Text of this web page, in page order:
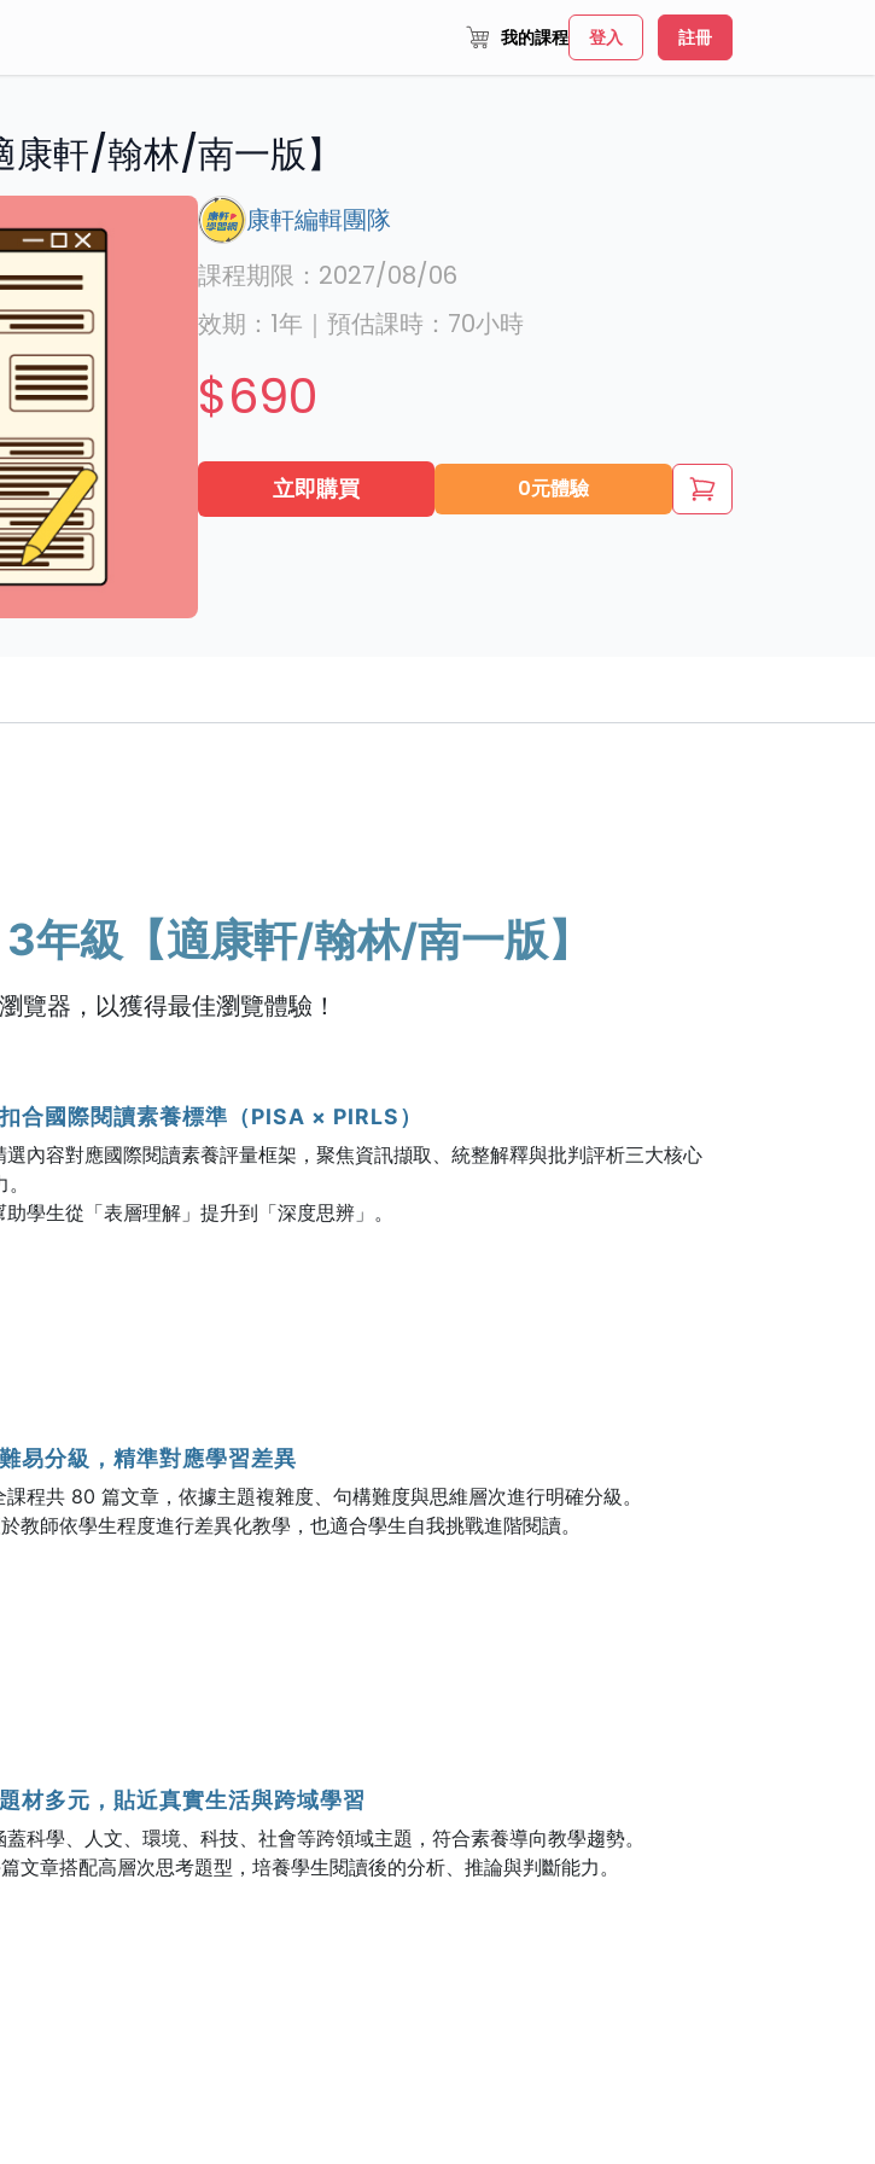
我的課程 登入 註冊
軒/翰林/南一版】
康軒編輯團隊
課程期限： 2027/08/06
效期： 1年 ｜ 預估課時： 70小時
$690
立即購買 0元體驗
年級【適康軒/翰林/南一版】
覽器，以獲得最佳瀏覽體驗！
合國際閱讀素養標準（PISA × PIRLS）
選內容對應國際閱讀素養評量框架，聚焦資訊擷取、統整解釋與批判評析三大核心
助學生從「表層理解」提升到「深度思辨」。
難易分級，精準對應學習差異
課程共 80 篇文章，依據主題複雜度、句構難度與思維層次進行明確分級。
教師依學生程度進行差異化教學，也適合學生自我挑戰進階閱讀。
題材多元，貼近真實生活與跨域學習
蓋科學、人文、環境、科技、社會等跨領域主題，符合素養導向教學趨勢。
文章搭配高層次思考題型，培養學生閱讀後的分析、推論與判斷能力。